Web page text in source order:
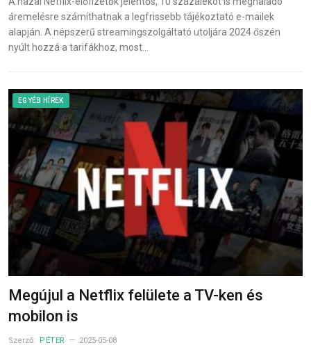
áremelésre számíthatnak a legfrissebb tájékoztató e-mailek
alapján. A népszerű streamingszolgáltató utoljára 2024 őszén
nyúlt hozzá a tarifákhoz, most…
EGYÉB HÍREK
Megújul a Netflix felülete a TV-ken és
mobilon is
Szerző: PÉTER 2025-05-08